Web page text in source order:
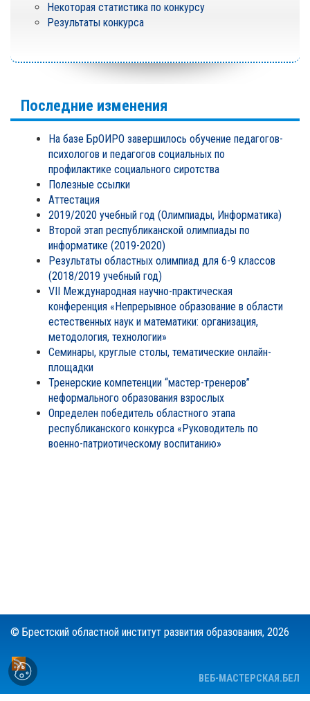
Некоторая статистика по конкурсу
Результаты конкурса
Последние изменения
На базе БрОИРО завершилось обучение педагогов-
психологов и педагогов социальных по
профилактике социального сиротства
Полезные ссылки
Аттестация
2019/2020 учебный год (Олимпиады, Информатика)
Второй этап республиканской олимпиады по
информатике (2019-2020)
Результаты областных олимпиад для 6-9 классов
(2018/2019 учебный год)
VII Международная научно-практическая
конференция «Непрерывное образование в области
естественных наук и математики: организация,
методология, технологии»
Семинары, круглые столы, тематические онлайн-
площадки
Тренерские компетенции “мастер-тренеров”
неформального образования взрослых
Определен победитель областного этапа
республиканского конкурса «Руководитель по
военно-патриотическому воспитанию»
© Брестский областной институт развития образования, 2026
ВЕБ-МАСТЕРСКАЯ.БЕЛ